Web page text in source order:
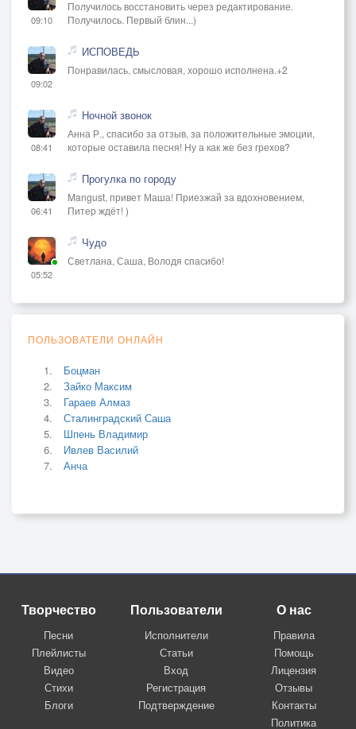
09:10
Получилось восстановить через редактирование.
Получилось. Первый блин...)
09:02
ИСПОВЕДЬ
Понравилась, смысловая, хорошо исполнена.+2
08:41
Ночной звонок
Анна Р., спасибо за отзыв, за положительные эмоции,
которые оставила песня! Ну а как же без грехов?
06:41
Прогулка по городу
Mangust, привет Маша! Приезжай за вдохновением,
Питер ждёт! )
05:52
Чудо
Светлана, Саша, Володя спасибо!
ПОЛЬЗОВАТЕЛИ ОНЛАЙН
Боцман
Зайко Максим
Гараев Алмаз
Сталинградский Саша
Шпень Владимир
Ивлев Василий
Анча
Творчество
Песни
Плейлисты
Видео
Стихи
Блоги
Пользователи
Исполнители
Статьи
Вход
Регистрация
Подтверждение
О нас
Правила
Помощь
Лицензия
Отзывы
Контакты
Политика